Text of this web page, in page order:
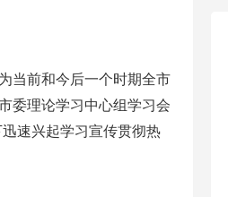
当前和今后一个时期全市
委理论学习中心组学习会
速兴起学习宣传贯彻热